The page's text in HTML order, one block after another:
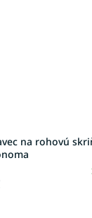
na rohovú